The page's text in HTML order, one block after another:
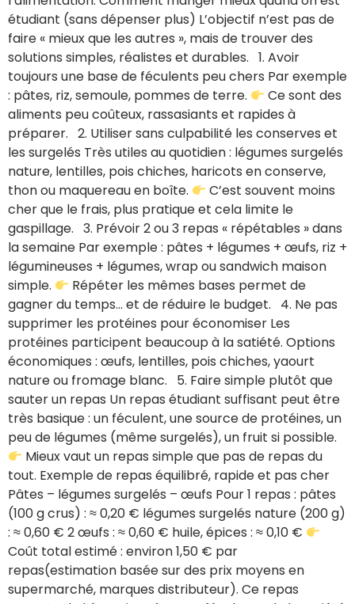
étudiant (sans dépenser plus) L’objectif n’est pas de
faire « mieux que les autres », mais de trouver des
solutions simples, réalistes et durables. 1. Avoir
toujours une base de féculents peu chers Par exemple
: pâtes, riz, semoule, pommes de terre.
Ce sont des
aliments peu coûteux, rassasiants et rapides à
préparer. 2. Utiliser sans culpabilité les conserves et
les surgelés Très utiles au quotidien : légumes surgelés
nature, lentilles, pois chiches, haricots en conserve,
thon ou maquereau en boîte.
C’est souvent moins
cher que le frais, plus pratique et cela limite le
gaspillage. 3. Prévoir 2 ou 3 repas « répétables » dans
la semaine Par exemple : pâtes + légumes + œufs, riz +
légumineuses + légumes, wrap ou sandwich maison
simple.
Répéter les mêmes bases permet de
gagner du temps… et de réduire le budget. 4. Ne pas
supprimer les protéines pour économiser Les
protéines participent beaucoup à la satiété. Options
économiques : œufs, lentilles, pois chiches, yaourt
nature ou fromage blanc. 5. Faire simple plutôt que
sauter un repas Un repas étudiant suffisant peut être
très basique : un féculent, une source de protéines, un
peu de légumes (même surgelés), un fruit si possible.
Mieux vaut un repas simple que pas de repas du
tout. Exemple de repas équilibré, rapide et pas cher
Pâtes – légumes surgelés – œufs Pour 1 repas : pâtes
(100 g crus) : ≈ 0,20 € légumes surgelés nature (200 g)
: ≈ 0,60 € 2 œufs : ≈ 0,60 € huile, épices : ≈ 0,10 €
Coût total estimé : environ 1,50 € par
repas(estimation basée sur des prix moyens en
supermarché, marques distributeur). Ce repas